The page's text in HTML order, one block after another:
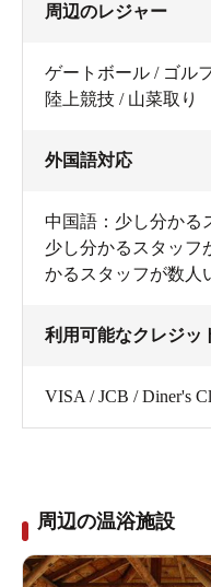
周辺のレジャー
ゲートボール / ゴル
陸上競技 / 山菜取り
外国語対応
中国語：少し分かる
少し分かるスタッフ
かるスタッフが数人
利用可能なクレジッ
VISA / JCB / Diner's
周辺の温浴施設